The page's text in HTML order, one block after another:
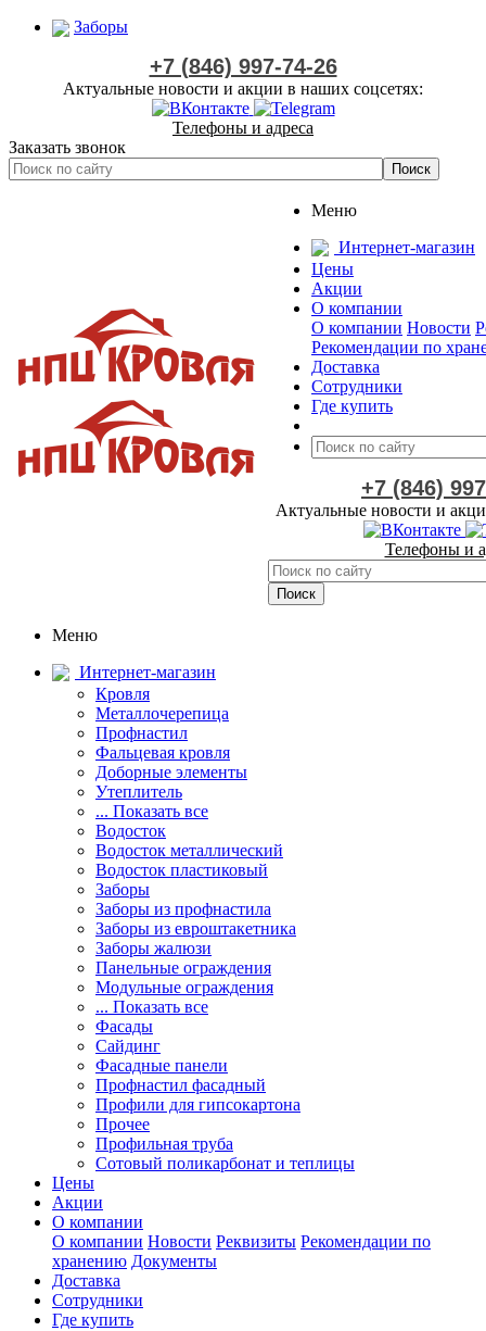
Заборы
+7 (846) 997-74-26
Актуальные новости и акции в наших соцсетях:
Телефоны и адреса
Заказать звонок
Меню
Интернет-магазин
Цены
Акции
О компании
О компании Новости
Рекомендации по
Доставка
Сотрудники
Где купить
+7 (846)
Актуальные новости и
Телефоны и
Меню
Интернет-магазин
Кровля
Металлочерепица
Профнастил
Фальцевая кровля
Доборные элементы
Утеплитель
... Показать все
Водосток
Водосток металлический
Водосток пластиковый
Заборы
Заборы из профнастила
Заборы из евроштакетника
Заборы жалюзи
Панельные ограждения
Модульные ограждения
... Показать все
Фасады
Сайдинг
Фасадные панели
Профнастил фасадный
Профили для гипсокартона
Прочее
Профильная труба
Сотовый поликарбонат и теплицы
Цены
Акции
О компании
О компании Новости Реквизиты Рекомендации по
хранению Документы
Доставка
Сотрудники
Где купить